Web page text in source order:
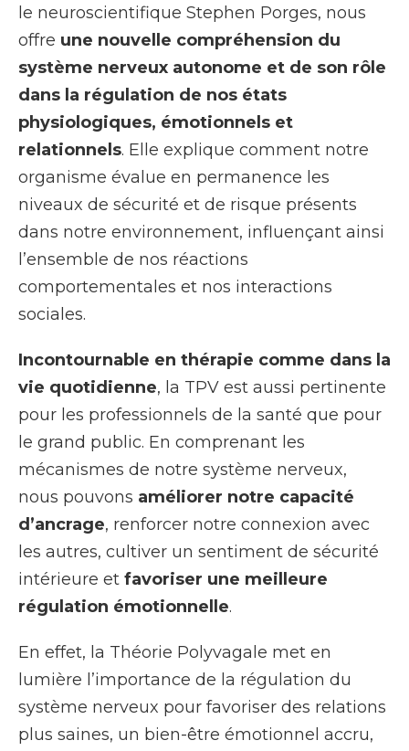
le neuroscientifique Stephen Porges, nous
offre une nouvelle compréhension du
système nerveux autonome et de son rôle
dans la régulation de nos états
physiologiques, émotionnels et
relationnels. Elle explique comment notre
organisme évalue en permanence les
niveaux de sécurité et de risque présents
dans notre environnement, influençant ainsi
l’ensemble de nos réactions
comportementales et nos interactions
sociales.
Incontournable en thérapie comme dans la
vie quotidienne, la TPV est aussi pertinente
pour les professionnels de la santé que pour
le grand public. En comprenant les
mécanismes de notre système nerveux,
nous pouvons améliorer notre capacité
d’ancrage, renforcer notre connexion avec
les autres, cultiver un sentiment de sécurité
intérieure et favoriser une meilleure
régulation émotionnelle.
En effet, la Théorie Polyvagale met en
lumière l’importance de la régulation du
système nerveux pour favoriser des relations
plus saines, un bien-être émotionnel accru,